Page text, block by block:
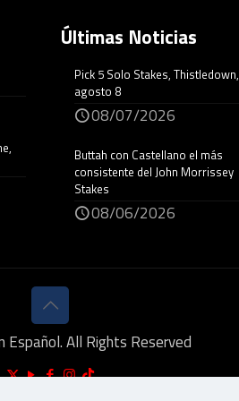
Últimas Noticias
Pick 5 Solo Stakes, Thistledown,
agosto 8
08/07/2026
Buttah con Castellano el más
consistente del John Morrissey
Stakes
08/06/2026
Español. All Rights Reserved